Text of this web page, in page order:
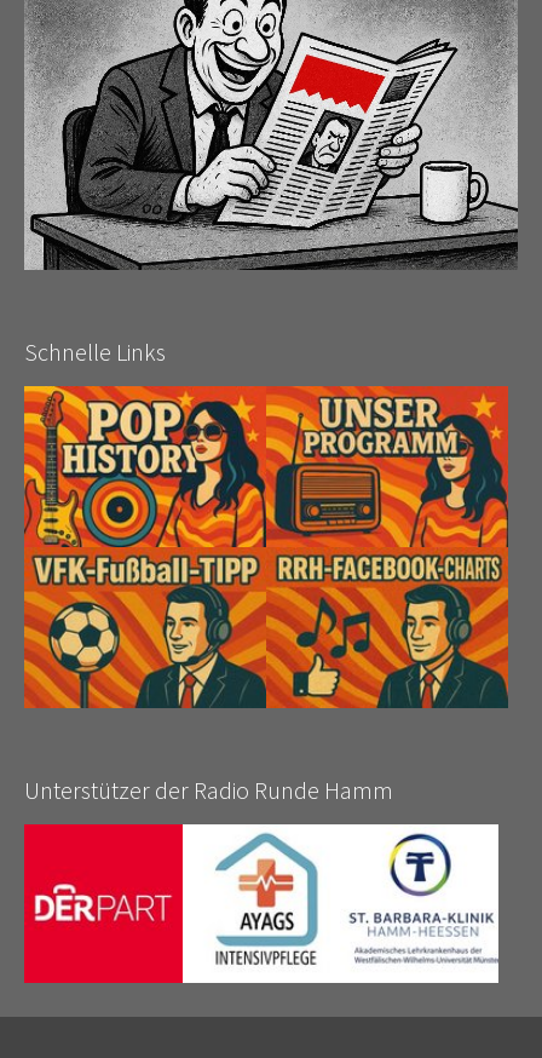
Schnelle Links
Unterstützer der Radio Runde Hamm